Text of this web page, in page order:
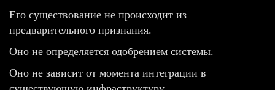
Его существование не происходит из
предварительного признания.
Оно не определяется одобрением системы.
Оно не зависит от момента интеграции в